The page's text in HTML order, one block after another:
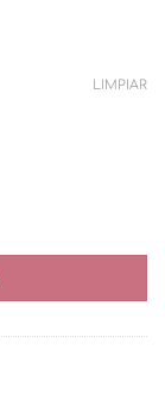
LIMPIAR